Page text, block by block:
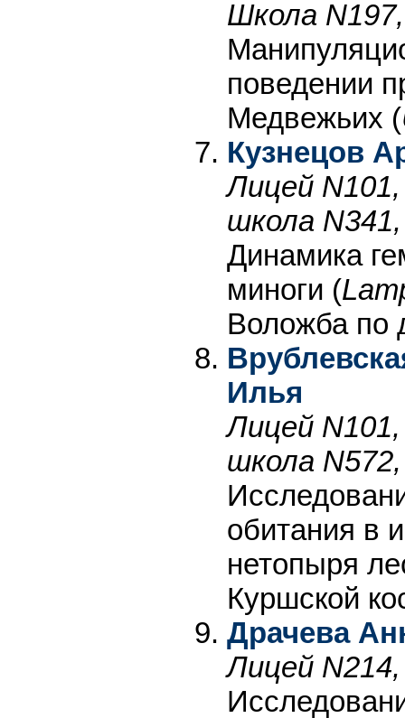
Школа
поведении
Медвежьих (
Кузнецов
Лицей
школа
Динамика
миноги (
Воложба по
Илья
Лицей
школа
обитания в
нетопыря
Куршской
Драчева
Лицей